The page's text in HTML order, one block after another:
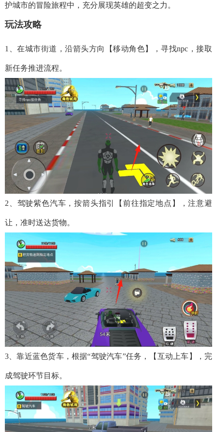
护城市的冒险旅程中，充分展现英雄的超变之力。
玩法攻略
1、在城市街道，沿箭头方向【移动角色】，寻找npc，接取
新任务推进流程。
2、驾驶紫色汽车，按箭头指引【前往指定地点】，注意避
让，准时送达货物。
3、靠近蓝色货车，根据“驾驶汽车”任务，【互动上车】，完
成驾驶环节目标。